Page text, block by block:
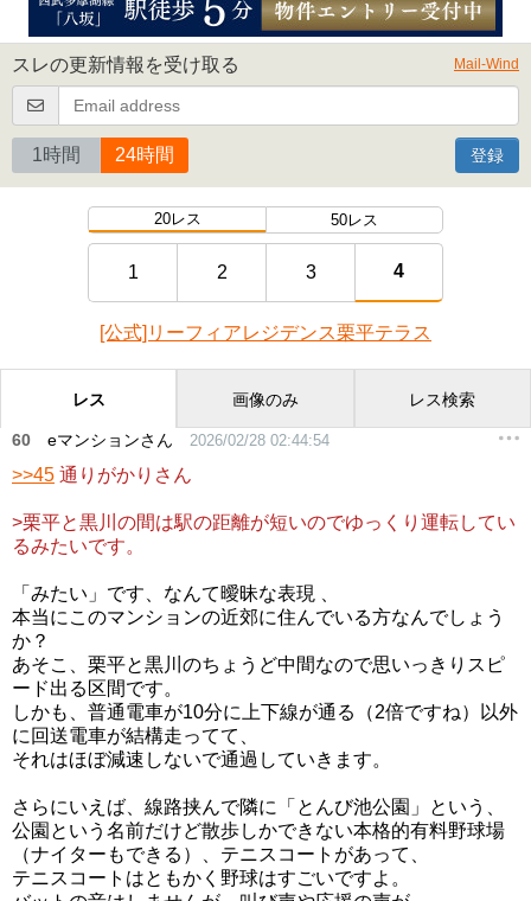
スレの更新情報を受け取る Mail-Wind
1時間 24時間 登録
20レス 50レス
1 2 3 4
[公式]リーフィアレジデンス栗平テラス
レス 画像のみ レス検索
60 eマンションさん 2026/02/28 02:44:54
>>45 通りがかりさん
>栗平と黒川の間は駅の距離が短いのでゆっくり運転してい
るみたいです。
「みたい」です、なんて曖昧な表現 、
本当にこのマンションの近郊に住んでいる方なんでしょう
か？
あそこ、栗平と黒川のちょうど中間なので思いっきりスピ
ード出る区間です。
しかも、普通電車が10分に上下線が通る（2倍ですね）以外
に回送電車が結構走ってて、
それはほぼ減速しないで通過していきます。
さらにいえば、線路挟んで隣に「とんび池公園」という、
公園という名前だけど散歩しかできない本格的有料野球場
（ナイターもできる）、テニスコートがあって、
テニスコートはともかく野球はすごいですよ。